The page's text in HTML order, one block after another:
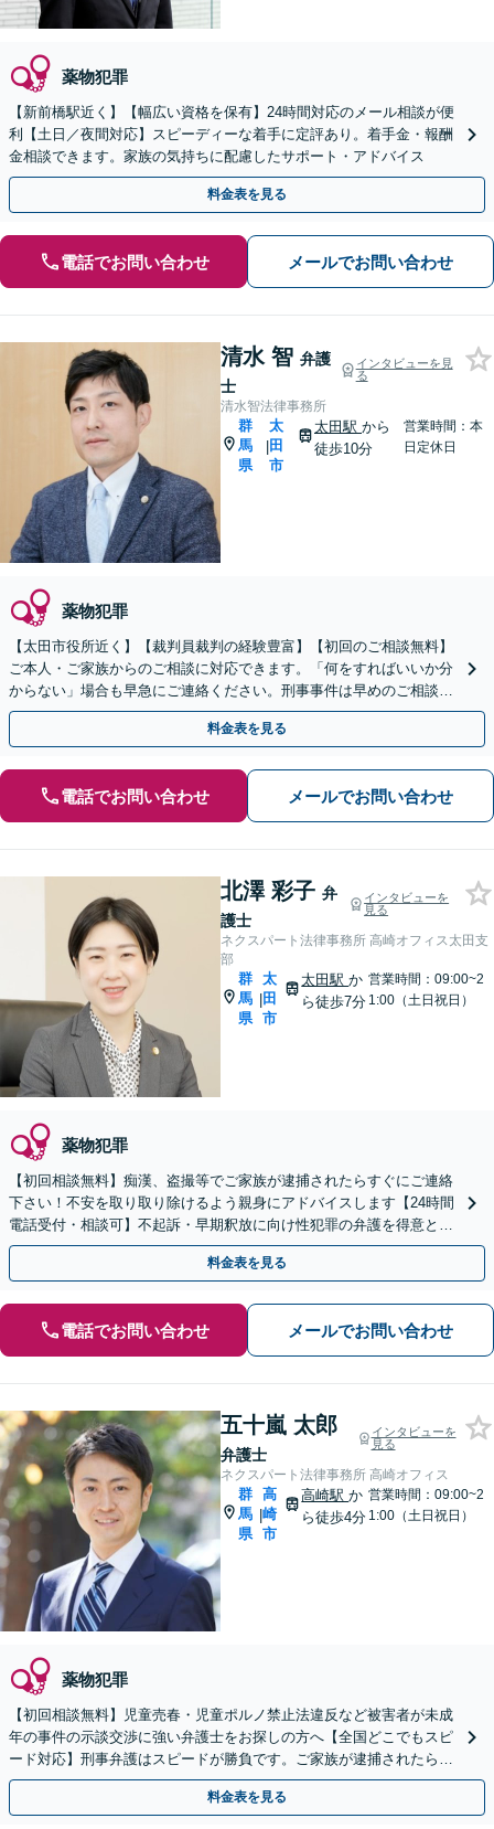
薬物犯罪
【新前橋駅近く】【幅広い資格を保有】24時間対応のメール相談が便
利【土日／夜間対応】スピーディーな着手に定評あり。着手金・報酬
金相談できます。家族の気持ちに配慮したサポート・アドバイス
料金表を見る
電話でお問い合わせ メールでお問い合わせ
清水 智 弁護
士
インタビューを見
る
清水智法律事務所
群
馬
県
|
太
田
市
太田駅 から
徒歩10分
営業時間：本
日定休日
薬物犯罪
【太田市役所近く】【裁判員裁判の経験豊富】【初回のご相談無料】
ご本人・ご家族からのご相談に対応できます。「何をすればいいか分
からない」場合も早急にご連絡ください。刑事事件は早めのご相談が
「鍵」です。身柄解放、示談交渉など【休日の対応可能】
料金表を見る
電話でお問い合わせ メールでお問い合わせ
北澤 彩子 弁
護士
インタビューを
見る
ネクスパート法律事務所 高崎オフィス太田支
部
群
馬
県
|
太
田
市
太田駅か
ら徒歩7分
営業時間：09:00~2
1:00（土日祝日）
薬物犯罪
【初回相談無料】痴漢、盗撮等でご家族が逮捕されたらすぐにご連絡
下さい！不安を取り取り除けるよう親身にアドバイスします【24時間
電話受付・相談可】不起訴・早期釈放に向け性犯罪の弁護を得意とす
る経験豊富な弁護士がスピード対応！【最短即日対応可】
料金表を見る
電話でお問い合わせ メールでお問い合わせ
五十嵐 太郎
弁護士
インタビューを
見る
ネクスパート法律事務所 高崎オフィス
群
馬
県
|
高
崎
市
高崎駅か
ら徒歩4分
営業時間：09:00~2
1:00（土日祝日）
薬物犯罪
【初回相談無料】児童売春・児童ポルノ禁止法違反など被害者が未成
年の事件の示談交渉に強い弁護士をお探しの方へ【全国どこでもスピ
ード対応】刑事弁護はスピードが勝負です。ご家族が逮捕されたら一
刻も早くご相談ください【24時間365日相談受付】
料金表を見る